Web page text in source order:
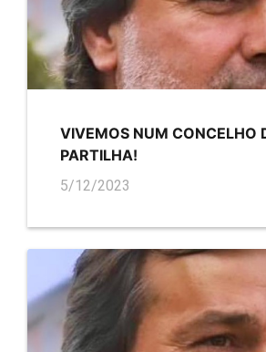
VIVEMOS NUM CONCELHO
PARTILHA!
5/12/2023